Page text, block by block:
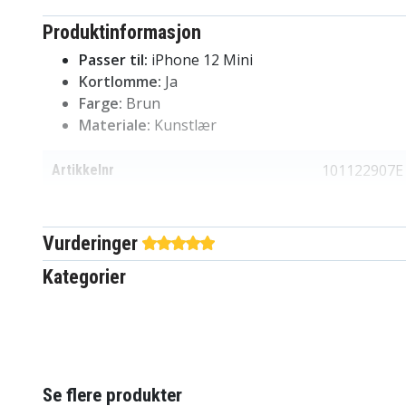
Produktinformasjon
Passer til: iPhone 12 Mini
Kortlomme: Ja
Farge: Brun
Materiale: Kunstlær
Artikkelnr 101122907E
Produkttype
Farge
Vurderinger
Kategorier
Se flere produkter